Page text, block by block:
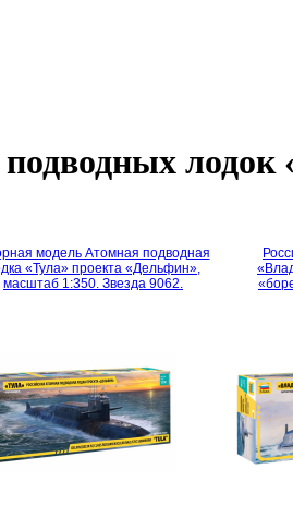
модель Атомная подводная
«Тула» проекта «Дельфин»,
масштаб 1:350. Звезда 9062.